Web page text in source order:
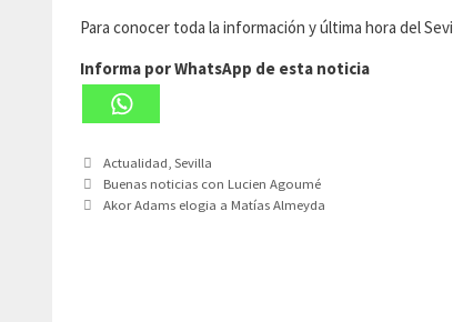
Para conocer toda la información y última hora del
Informa por WhatsApp de esta noticia
Categorías
Actualidad Sevilla
Buenas noticias con Lucien Agoumé
Akor Adams elogia a Matías Almeyda